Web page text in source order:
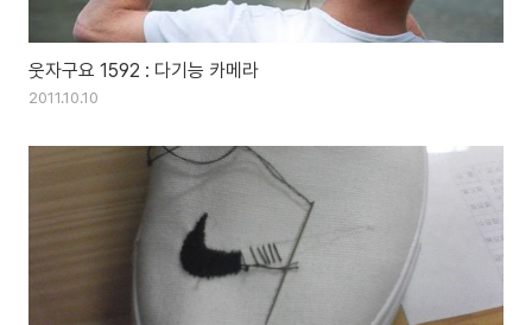
웃자구요 1592 : 다기능 카메라
2011.10.10